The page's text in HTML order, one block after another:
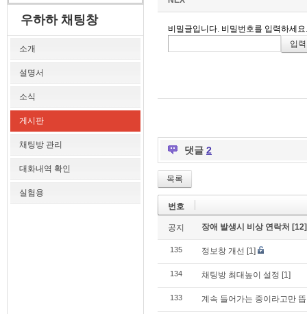
우하하 채팅창
소개
설명서
소식
게시판
채팅방 관리
대화내역 확인
실험용
비밀글입니다. 비밀번호를 입력하세요.
댓글 2
목록
번호
공지 장애 발생시 비상 연락처 [12]
135 정보창 개선 [1]
134 채팅방 최대높이 설정 [1]
133 계속 들어가는 중이라고만